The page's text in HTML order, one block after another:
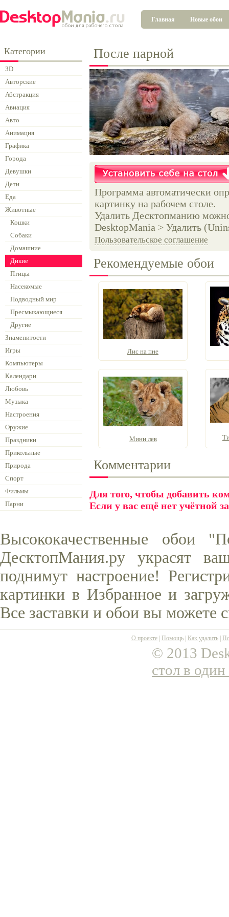
Главная Новые обои
Категории
3D
Авторские
Абстракция
Авиация
Авто
Анимация
Графика
Города
Девушки
Дети
Еда
Животные
Кошки
Собаки
Домашние
Дикие
Птицы
Насекомые
Подводный мир
Пресмыкающиеся
Другие
Знаменитости
Игры
Компьютеры
Календари
Любовь
Музыка
Настроения
Оружие
Праздники
Прикольные
Природа
Спорт
Фильмы
Парни
После парной
Программа автоматически
картинку на рабочем столе.
Удалить Десктопманию
DesktopMania > Удалить
Пользовательское соглашение
Рекомендуемые обои
Лис на пне
Мини лев
Комментарии
Для того, чтобы добавить
Если у вас ещё нет учётной
Высококачественные обои
ДесктопМания.ру украсят
поднимут настроение!
картинки в Избранное и
Все заставки и обои вы можете
О проекте Помощь Как удалить
© 2013
стол в